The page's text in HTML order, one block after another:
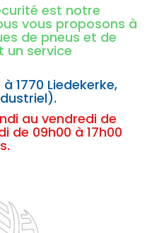
est notre
vous proposons à
de pneus et de
un service
à 1770 Liedekerke,
au vendredi de
de 09h00 à 17h00